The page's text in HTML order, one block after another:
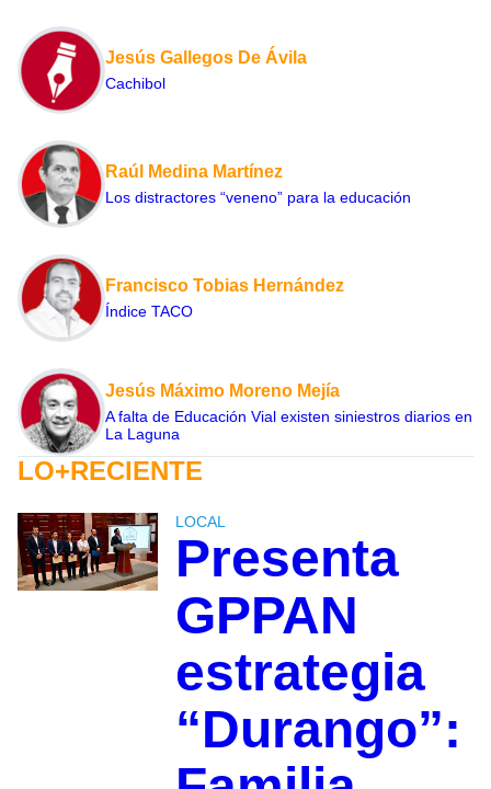
Jesús Gallegos De Ávila
Cachibol
Raúl Medina Martínez
Los distractores “veneno” para la educación
Francisco Tobias Hernández
Índice TACO
Jesús Máximo Moreno Mejía
A falta de Educación Vial existen siniestros diarios en
La Laguna
LO+RECIENTE
LOCAL
Presenta
GPPAN
estrategia
“Durango”: